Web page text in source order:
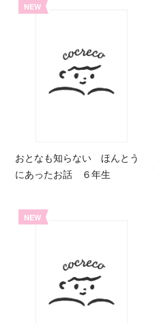
NEW
おとなも知らない ほんとう
にあったお話 ６年生
NEW